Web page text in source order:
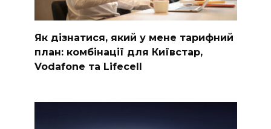
Як дізнатися, який у мене тарифний
план: комбінації для Київстар,
Vodafone та Lifecell